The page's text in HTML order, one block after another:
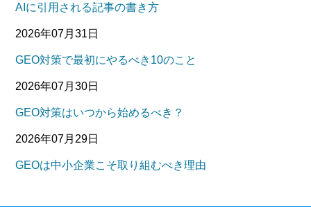
AIに引用される記事の書き方
2026年07月31日
GEO対策で最初にやるべき10のこと
2026年07月30日
GEO対策はいつから始めるべき？
2026年07月29日
GEOは中小企業こそ取り組むべき理由